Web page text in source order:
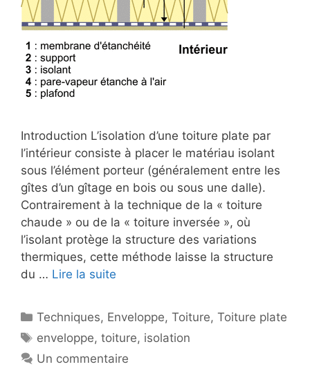
Introduction L’isolation d’une toiture plate par
l’intérieur consiste à placer le matériau isolant
sous l’élément porteur (généralement entre les
gîtes d’un gîtage en bois ou sous une dalle).
Contrairement à la technique de la « toiture
chaude » ou de la « toiture inversée », où
l’isolant protège la structure des variations
thermiques, cette méthode laisse la structure
du … Lire la suite
Catégories
Techniques, Enveloppe,Toiture,Toiture plate
Étiquettes
enveloppe,toiture, isolation
Un commentaire